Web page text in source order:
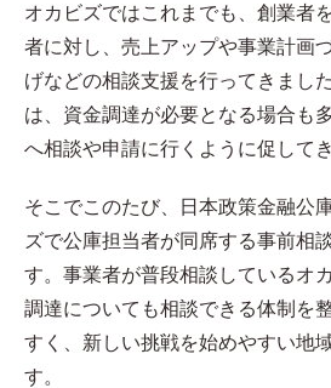
オカビズではこれまでも、創業者
者に対し、売上アップや事業計画
げなどの相談支援を行ってきまし
は、資金調達が必要となる場合も
へ相談や申請に行くように促して
そこでこのたび、日本政策金融公
ズで公庫担当者が同席する事前相
す。事業者が普段相談しているオ
調達についても相談できる体制を
すく、新しい挑戦を始めやすい地
す。